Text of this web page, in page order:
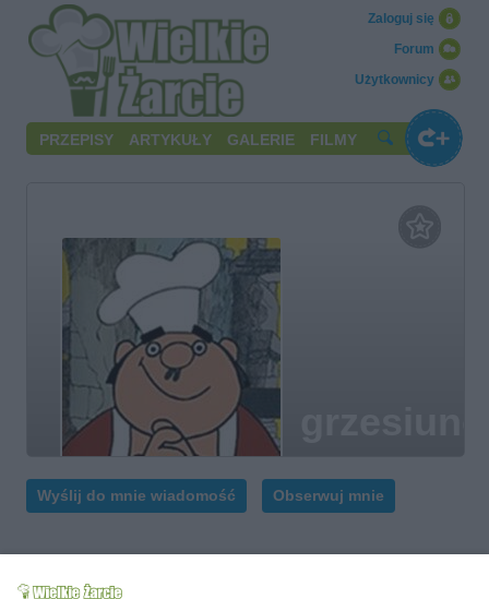
Użytkownicy
Forum
Zaloguj się
PRZEPISY ARTYKUŁY GALERIE FILMY
Wyślij do mnie wiadomość Obserwuj mnie